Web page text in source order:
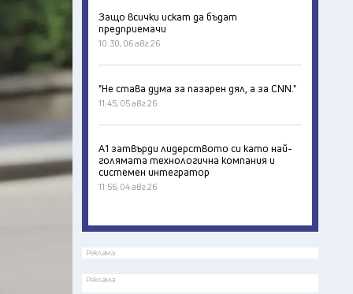
Защо всички искат да бъдат
предприемачи
10:30, 06 авг 26
"Не става дума за пазарен дял, а за CNN."
11:45, 05 авг 26
А1 затвърди лидерството си като най-
голямата технологична компания и
системен интегратор
11:56, 04 авг 26
Реклама
Реклама